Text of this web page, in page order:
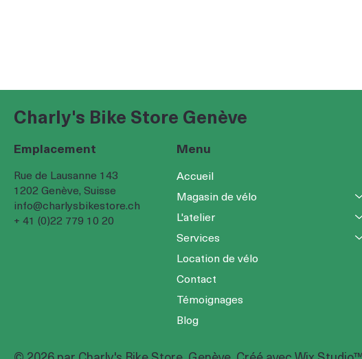
Charly's Bike Store Genève
Emplacement
Rue de Lausanne 143
1202 Genève, Suisse
info@charlysbikestore.ch
+ 41 (0)22 779 10 20
Menu
Accueil
Magasin de vélo
L'atelier
Services
Location de vélo
Contact
Témoignages
Blog